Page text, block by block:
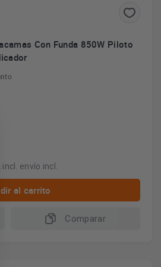
Con Funda 850W Piloto
incl. envío incl.
al carrito
Comparar